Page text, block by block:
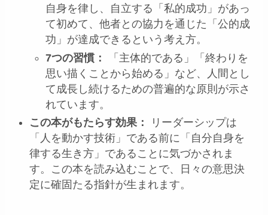
自身を律し、自立する「私的成功」があっ
て初めて、他者との協力を通じた「公的成
功」が達成できるという考え方。
7つの習慣：
「主体的である」「終わりを
思い描くことから始める」など、人間とし
て成長し続けるための普遍的な原則が示さ
れています。
この本がもたらす効果：
リーダーシップは
「人を動かす技術」である前に「自分自身を
律する生き方」であることに気づかされま
す。この本を読み込むことで、日々の意思決
定に確固たる指針が生まれます。